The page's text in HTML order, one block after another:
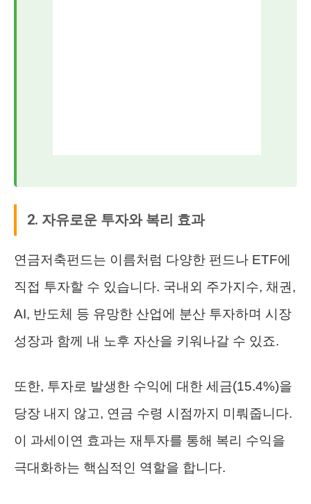
2. 자유로운 투자와 복리 효과
연금저축펀드는 이름처럼 다양한 펀드나 ETF에
직접 투자할 수 있습니다. 국내외 주가지수, 채권,
AI, 반도체 등 유망한 산업에 분산 투자하며 시장
성장과 함께 내 노후 자산을 키워나갈 수 있죠.
또한, 투자로 발생한 수익에 대한 세금(15.4%)을
당장 내지 않고, 연금 수령 시점까지 미뤄줍니다.
이 과세이연 효과는 재투자를 통해 복리 수익을
극대화하는 핵심적인 역할을 합니다.